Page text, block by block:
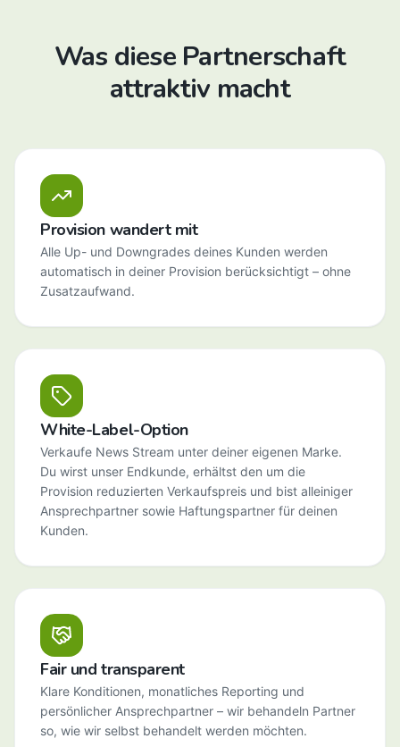
Was diese Partnerschaft
attraktiv macht
Provision wandert mit
Alle Up- und Downgrades deines Kunden werden
automatisch in deiner Provision berücksichtigt – ohne
Zusatzaufwand.
White-Label-Option
Verkaufe News Stream unter deiner eigenen Marke.
Du wirst unser Endkunde, erhältst den um die
Provision reduzierten Verkaufspreis und bist alleiniger
Ansprechpartner sowie Haftungspartner für deinen
Kunden.
Fair und transparent
Klare Konditionen, monatliches Reporting und
persönlicher Ansprechpartner – wir behandeln Partner
so, wie wir selbst behandelt werden möchten.